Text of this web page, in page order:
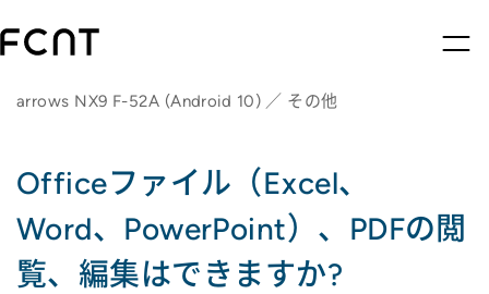
arrows NX9 F-52A (Android 10) ／ その他
Officeファイル（Excel、
Word、PowerPoint）、PDFの閲
覧、編集はできますか?